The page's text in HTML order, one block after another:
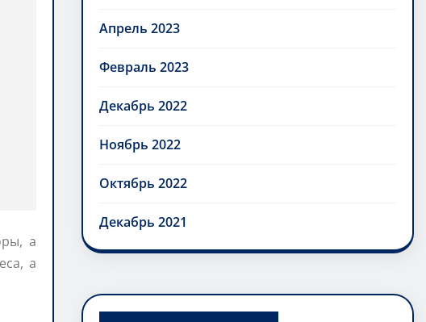
а
а
Апрель 2023
Февраль 2023
Декабрь 2022
Ноябрь 2022
Октябрь 2022
Декабрь 2021